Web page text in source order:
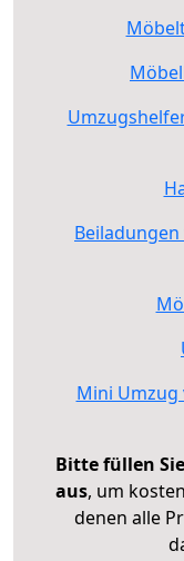
Mini Umzug
Bitte füllen
aus, um
denen alle